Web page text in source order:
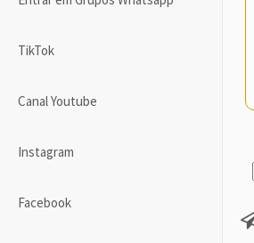
TikTok
Canal Youtube
Instagram
Facebook